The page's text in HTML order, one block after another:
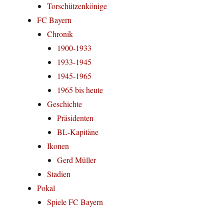
Torschützenkönige
FC Bayern
Chronik
1900-1933
1933-1945
1945-1965
1965 bis heute
Geschichte
Präsidenten
BL-Kapitäne
Ikonen
Gerd Müller
Stadien
Pokal
Spiele FC Bayern